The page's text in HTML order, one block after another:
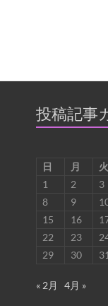
投稿記事
日
月 火
1
2 3
8
9
15
16
22
23
29
30 31
« 2月 4月 »